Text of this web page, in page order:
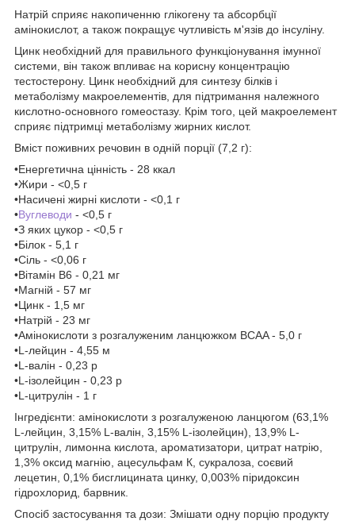
Натрій сприяє накопиченню глікогену та абсорбції
амінокислот, а також покращує чутливість м'язів до інсуліну.
Цинк необхідний для правильного функціонування імунної
системи, він також впливає на корисну концентрацію
тестостерону. Цинк необхідний для синтезу білків і
метаболізму макроелементів, для підтримання належного
кислотно-основного гомеостазу. Крім того, цей макроелемент
сприяє підтримці метаболізму жирних кислот.
Вміст поживних речовин в одній порції (7,2 г):
•Енергетична цінність - 28 ккал
•Жири - <0,5 г
•Насичені жирні кислоти - <0,1 г
•Вуглеводи - <0,5 г
•З яких цукор - <0,5 г
•Білок - 5,1 г
•Сіль - <0,06 г
•Вітамін В6 - 0,21 мг
•Магній - 57 мг
•Цинк - 1,5 мг
•Натрій - 23 мг
•Амінокислоти з розгалуженим ланцюжком BCAA - 5,0 г
•L-лейцин - 4,55 м
•L-валін - 0,23 р
•L-ізолейцин - 0,23 р
•L-цитрулін - 1 г
Інгредієнти: амінокислоти з розгалуженою ланцюгом (63,1%
L-лейцин, 3,15% L-валін, 3,15% L-ізолейцин), 13,9% L-
цитрулін, лимонна кислота, ароматизатори, цитрат натрію,
1,3% оксид магнію, ацесульфам К, сукралоза, соєвий
лецетин, 0,1% бисглицината цинку, 0,003% піридоксин
гідрохлорид, барвник.
Спосіб застосування та дози: Змішати одну порцію продукту